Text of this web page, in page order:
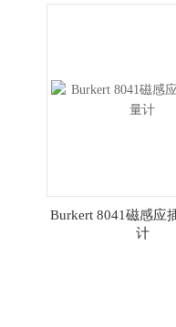
Burkert 8041磁感应
计